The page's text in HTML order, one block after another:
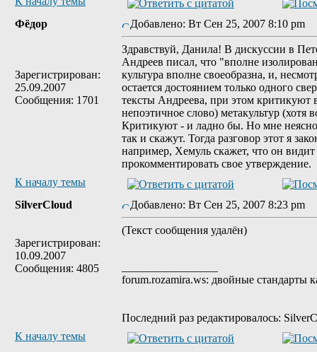
Фёдор
Зарегистрирован:
25.09.2007
Сообщения: 1701
Добавлено: Вт Сен 25, 2007 8:10 pm
Здравствуй, Данила! В дискуссии в
Андреев писал, что "вполне
культура вполне своеобразна, и,
остается достоянием только одного
тексты Андреева, при этом критикуют
непоэтичное слово) метакультур (хотя
Критикуют - и ладно бы. Но мне
так и скажут. Тогда разговор этот я
например, Хемуль скажет, что он
прокомментировать свое утверждение.
К началу темы
SilverCloud
Зарегистрирован:
10.09.2007
Сообщения: 4805
Добавлено: Вт Сен 25, 2007 8:23 pm
(Текст сообщения удалён)
forum.rozamira.ws: двойные стандарты
Последний раз редактировалось:
К началу темы